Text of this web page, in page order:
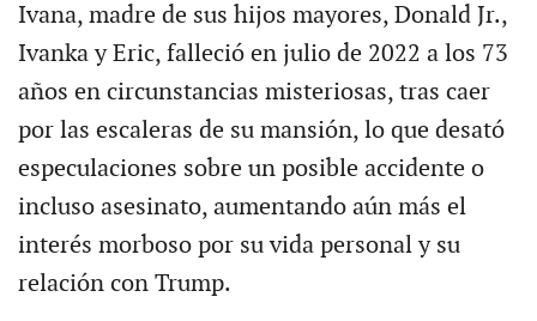
Ivana, madre de sus hijos mayores, Donald Jr.,
Ivanka y Eric, falleció en julio de 2022 a los 73
años en circunstancias misteriosas, tras caer
por las escaleras de su mansión, lo que desató
especulaciones sobre un posible accidente o
incluso asesinato, aumentando aún más el
interés morboso por su vida personal y su
relación con Trump.